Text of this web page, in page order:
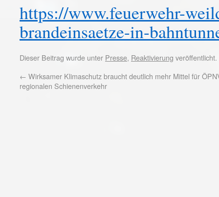
https://www.feuerwehr-
brandeinsaetze-in-
Dieser Beitrag wurde unter Presse, Reaktivierung
← Wirksamer Klimaschutz braucht deutlich mehr Mittel für
regionalen Schienenverkehr